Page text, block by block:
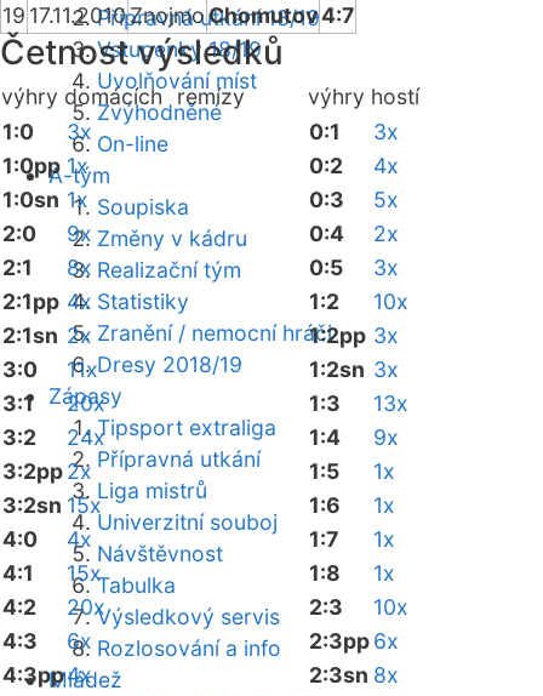
Přípravná utkání 18/19
Vstupenky 18/19
Uvolňování míst
Zvýhodněné
On-line
A-tým
Soupiska
Změny v kádru
Realizační tým
Statistiky
Zranění / nemocní hráči
Dresy 2018/19
Zápasy
Tipsport extraliga
Přípravná utkání
Liga mistrů
Univerzitní souboj
Návštěvnost
Tabulka
Výsledkový servis
Rozlosování a info
Mládež
19 17.11.2010ZnojmoChomutov4:7
Četnost výsledků
výhry domácíchremízy výhry hostí
1:0
3x
1:0pp 1x
1:0sn 1x
2:0
9x
2:1
8x
2:1pp 4x
2:1sn 2x
3:0
11x
3:1
20x
3:2
24x
3:2pp2x
3:2sn 15x
4:0
4x
4:1
15x
4:2
20x
4:3
6x
4:3pp4x
0:1
3x
0:2
4x
0:3
5x
0:4
2x
0:5
3x
1:2
10x
1:2pp 3x
1:2sn 3x
1:3
13x
1:4
9x
1:5
1x
1:6
1x
1:7
1x
1:8
1x
2:3
10x
2:3pp6x
2:3sn 8x